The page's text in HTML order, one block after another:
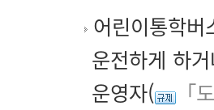
어린이통학
운전하게 하
운영자(
「